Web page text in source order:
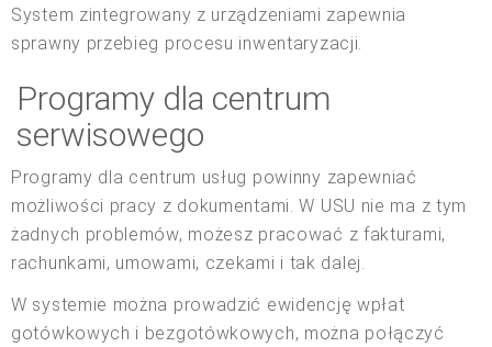
System zintegrowany z urządzeniami zapewnia
sprawny przebieg procesu inwentaryzacji.
Programy dla centrum
serwisowego
Programy dla centrum usług powinny zapewniać
możliwości pracy z dokumentami. W USU nie ma z tym
żadnych problemów, możesz pracować z fakturami,
rachunkami, umowami, czekami i tak dalej.
W systemie można prowadzić ewidencję wpłat
gotówkowych i bezgotówkowych, można połączyć